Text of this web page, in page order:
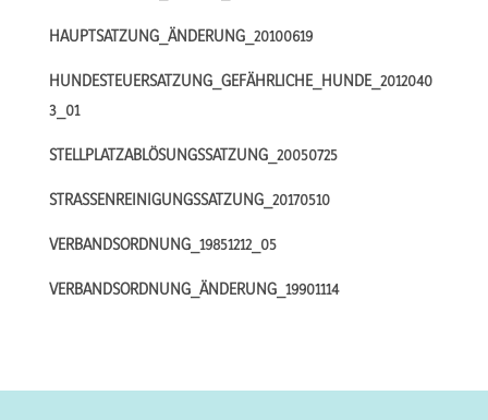
HAUPTSATZUNG_ÄNDERUNG_20100619
HUNDESTEUERSATZUNG_GEFÄHRLICHE_HUNDE_2012040
3_01
STELLPLATZABLÖSUNGSSATZUNG_20050725
STRASSENREINIGUNGSSATZUNG_20170510
VERBANDSORDNUNG_19851212_05
VERBANDSORDNUNG_ÄNDERUNG_19901114